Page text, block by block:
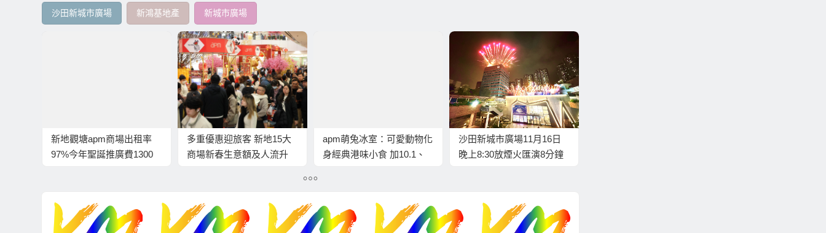
沙田新城市廣場 新鴻基地產 新城市廣場
新地觀塘apm商場出租率
97%今年聖誕推廣費1300
多重優惠迎旅客 新地15大
商場新春生意額及人流升
apm萌兔冰室：可愛動物化
身經典港味小食 加10.1、
沙田新城市廣場11月16日
晚上8:30放煙火匯演8分鐘